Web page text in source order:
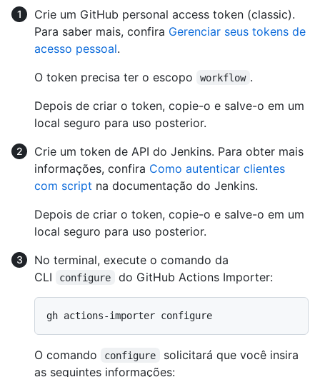
Crie um GitHub personal access token (classic).
Para saber mais, confira Gerenciar seus tokens de
acesso pessoal.
O token precisa ter o escopo
workflow .
Depois de criar o token, copie-o e salve-o em um
local seguro para uso posterior.
Crie um token de API do Jenkins. Para obter mais
informações, confira Como autenticar clientes
com script na documentação do Jenkins.
Depois de criar o token, copie-o e salve-o em um
local seguro para uso posterior.
No terminal, execute o comando da
CLI
configure do GitHub Actions Importer:
O comando configure
solicitará que você insira
as seguintes informações: